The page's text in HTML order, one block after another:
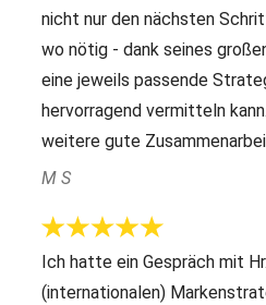
nicht nur den nächsten
wo nötig - dank seines
eine jeweils passende
hervorragend vermitteln
weitere gute
M S
Ich hatte ein Gespräch mit
(internationalen)